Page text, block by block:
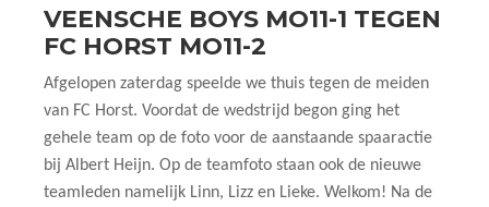
VEENSCHE BOYS MO11-1 TEGEN
FC HORST MO11-2
Afgelopen zaterdag speelde we thuis tegen de meiden
van FC Horst. Voordat de wedstrijd begon ging het
gehele team op de foto voor de aanstaande spaaractie
bij Albert Heijn. Op de teamfoto staan ook de nieuwe
teamleden namelijk Linn, Lizz en Lieke. Welkom! Na de